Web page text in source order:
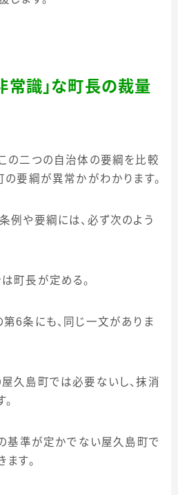
常識」な町長の裁量
の二つの自治体の要綱を比較
の要綱が異常かがわかります。
例や要綱には、必ず次のよう
町長が定める。
第6条にも、同じ一文がありま
久島町では必要ないし、抹消
の基準が定かでない屋久島町で
す。